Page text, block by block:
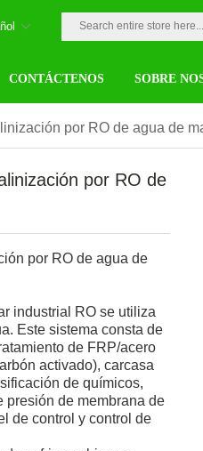
CONTÁCTENOS SOBRE
por RO de agua de
por RO de
por RO de agua de
industrial RO se utiliza
Este sistema consta de
de FRP/acero
activado), carcasa
de químicos,
presión de membrana de
de control y control de